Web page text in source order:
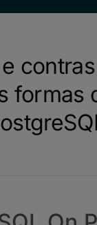
formas